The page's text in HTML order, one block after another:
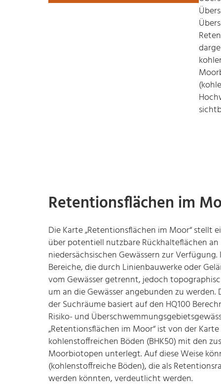
Retentionsflächen im
Die Karte „Retentionsflächen im Moor“ stellt
über potentiell nutzbare Rückhalteflächen
niedersächsischen Gewässern zur Verfügung.
Bereiche, die durch Linienbauwerke oder
vom Gewässer getrennt, jedoch
um an die Gewässer angebunden zu
der Suchräume basiert auf den HQ100
Risiko- und
„Retentionsflächen im Moor“ ist von der
kohlenstoffreichen Böden (BHK50) mit den
Moorbiotopen unterlegt. Auf diese Weise
(kohlenstoffreiche Böden), die als
werden könnten, verdeutlicht werden.